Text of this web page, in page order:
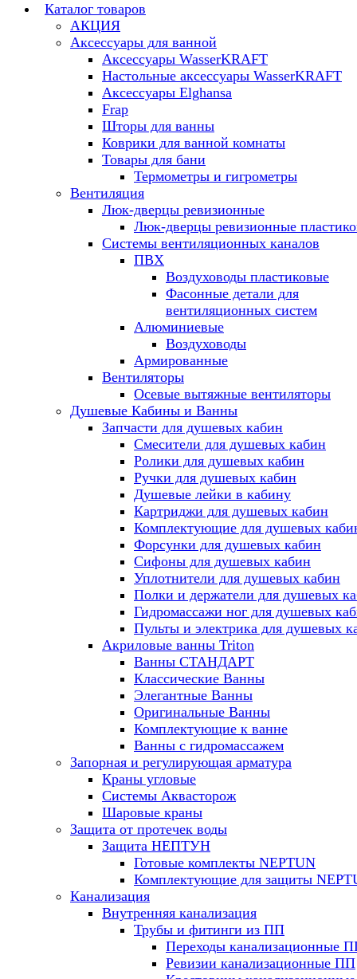
Каталог товаров
АКЦИЯ
Аксессуары для ванной
Аксессуары WasserKRAFT
Настольные аксессуары WasserKRAFT
Аксессуары Elghansa
Frap
Шторы для ванны
Коврики для ванной комнаты
Товары для бани
Термометры и гигрометры
Вентиляция
Люк-дверцы ревизионные
Люк-дверцы ревизионные
Системы вентиляционных каналов
ПВХ
Воздуховоды пластиковые
Фасонные детали для
вентиляционных систем
Алюминиевые
Воздуховоды
Армированные
Вентиляторы
Осевые вытяжные вентиляторы
Душевые Кабины и Ванны
Запчасти для душевых кабин
Смесители для душевых кабин
Ролики для душевых кабин
Ручки для душевых кабин
Душевые лейки в кабину
Картриджи для душевых кабин
Комплектующие для душевых
Форсунки для душевых кабин
Сифоны для душевых кабин
Уплотнители для душевых кабин
Полки и держатели для душевых
Гидромассажи ног для душевых
Пульты и электрика для душевых
Акриловые ванны Triton
Ванны СТАНДАРТ
Классические Ванны
Элегантные Ванны
Оригинальные Ванны
Комплектующие к ванне
Ванны с гидромассажем
Запорная и регулирующая арматура
Краны угловые
Системы Аквасторож
Шаровые краны
Защита от протечек воды
Защита НЕПТУН
Готовые комплекты NEPTUN
Комплектующие для защиты
Канализация
Внутренняя канализация
Трубы и фитинги из ПП
Переходы канализационные
Ревизии канализационные ПП